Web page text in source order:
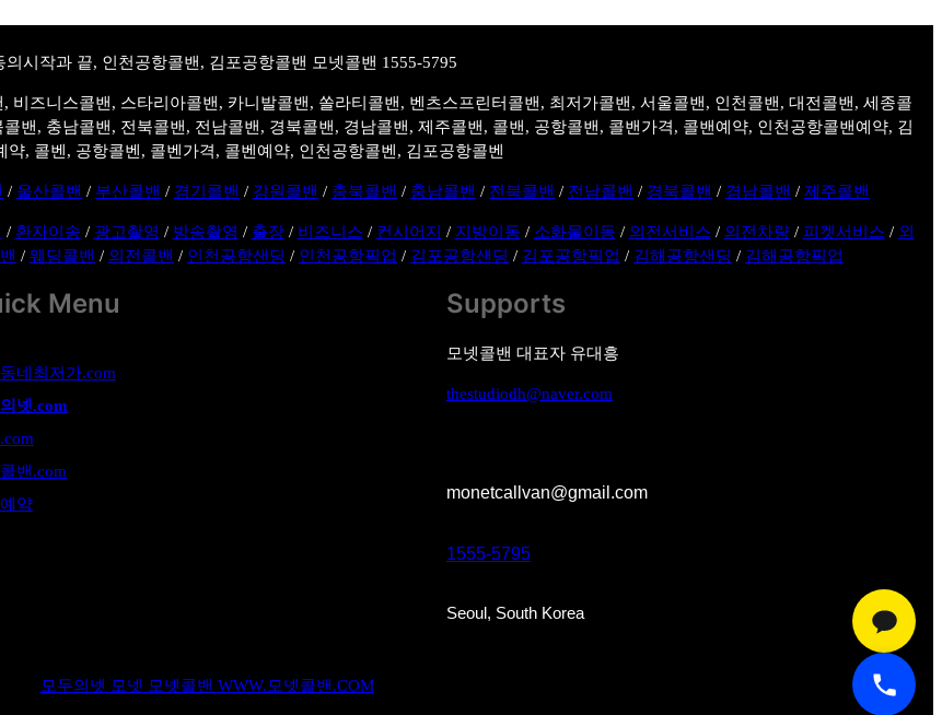
즈니스콜밴, 스타리아콜밴, 카니발콜밴, 쏠라티콜밴, 벤츠스프린터콜밴, 최저가콜밴, 서울콜밴, 인천콜밴, 대전콜밴, 세종콜
밴, 충남콜밴, 전북콜밴, 전남콜밴, 경북콜밴, 경남콜밴, 제주콜밴, 콜밴, 공항콜밴, 콜밴가격, 콜밴예약, 인천공항콜밴예약, 김
약, 콜벤, 공항콜벤, 콜벤가격, 콜벤예약, 인천공항콜벤, 김포공항콜벤
/ 울산콜밴 / 부산콜밴 / 경기콜밴 / 강원콜밴 / 충북콜밴 / 충남콜밴 / 전북콜밴 / 전남콜밴 / 경북콜밴 / 경남콜밴 / 제주콜밴
/ 환자이송 / 광고촬영 / 방송촬영 / 출장/ 비즈니스 / 컨시어지 / 지방이동 / 소화물이동 / 의전서비스 / 의전차량/ 피켓서비스 / 외
/ 웨딩콜밴 / 의전콜밴 / 인천공항샌딩 / 인천공항픽업 / 김포공항샌딩 / 김포공항픽업 / 김해공항샌딩 / 김해공항픽업
Menu
네최저가.com
넷.com
밴.com
약
Supports
모넷콜밴 대표자 유대흥
thestudiodh@naver.com
monetcallvan@gmail.com
1555-5795
Seoul, South Korea
모두의넷 모넷 모넷콜밴 WWW.모넷콜밴.COM